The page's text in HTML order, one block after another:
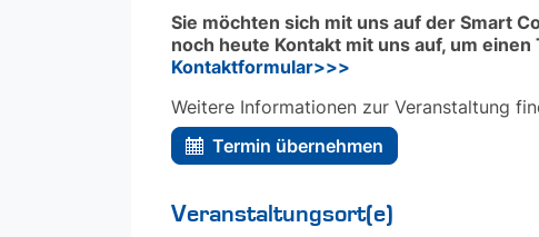
Sie möchten sich mit uns auf der Smart
noch heute Kontakt mit uns auf, um
Kontaktformular>>>
Weitere Informationen zur Veranstaltung
Termin übernehmen
Veranstaltungsort(e)